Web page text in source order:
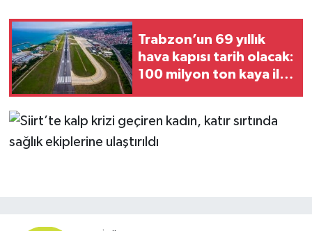
Trabzon’un 69 yıllık
hava kapısı tarih olacak:
100 milyon ton kaya ile
edilecek